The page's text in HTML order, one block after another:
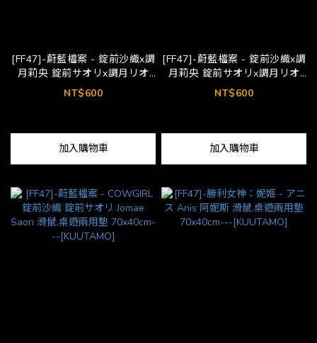
[FF47]-蔚藍檔案 - 錠前沙織x調
月莉央 錠前サオリx調月リオ
Jomae Saori x Tsukatsuki Rio
滑鼠.桌遊兩用墊 70x40cm---
NT$600
加入購物車
[FF47]-蔚藍檔案 - 錠前沙織x調
月莉央 錠前サオリx調月リオ
Jomae Saori x Tsukatsuki Rio
NT$600
加入購物車